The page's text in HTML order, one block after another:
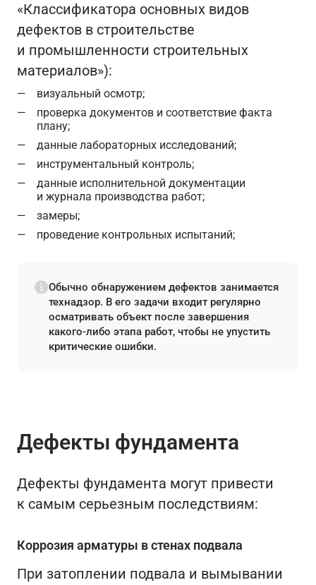
«Классификатора основных видов
дефектов в строительстве
и промышленности строительных
материалов»):
визуальный осмотр;
проверка документов и соответствие факта
плану;
данные лабораторных исследований;
инструментальный контроль;
данные исполнительной документации
и журнала производства работ;
замеры;
проведение контрольных испытаний;
Обычно обнаружением дефектов занимается
технадзор. В его задачи входит регулярно
осматривать объект после завершения
какого-либо этапа работ, чтобы не упустить
критические ошибки.
Дефекты фундамента
Дефекты фундамента могут привести
к самым серьезным последствиям:
Коррозия арматуры в стенах подвала
При затоплении подвала и вымывании